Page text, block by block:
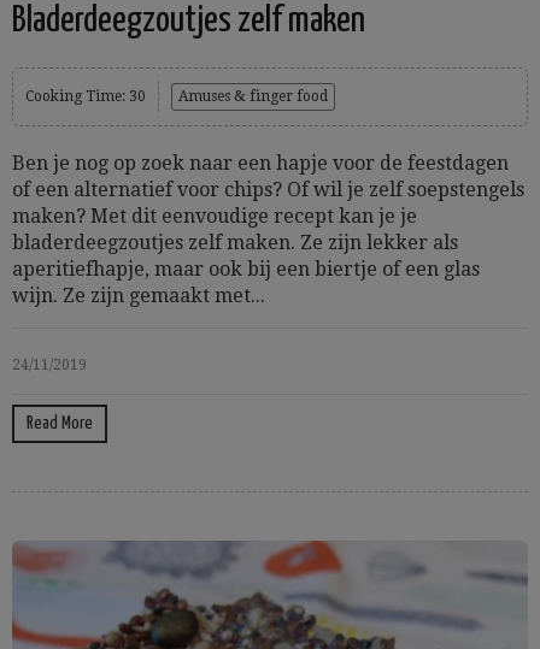
Bladerdeegzoutjes zelf maken
Cooking Time: 30 Amuses & finger food
Ben je nog op zoek naar een hapje voor de feestdagen
of een alternatief voor chips? Of wil je zelf soepstengels
maken? Met dit eenvoudige recept kan je je
bladerdeegzoutjes zelf maken. Ze zijn lekker als
aperitiefhapje, maar ook bij een biertje of een glas
wijn. Ze zijn gemaakt met...
24/11/2019
Read More